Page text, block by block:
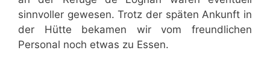
sinnvoller gewesen. Trotz der späten Ankunft in
der Hütte bekamen wir vom freundlichen
Personal noch etwas zu Essen.